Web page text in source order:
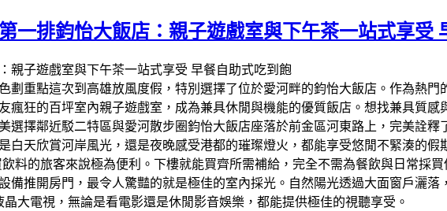
一排鈞怡大飯店：親子遊戲室與下午茶一站式享受
劃重點​這次到高雄放風度假，特別選擇了位於愛河畔的鈞怡大飯店。作為熱
瘋狂的百坪室內親子遊戲室，成為兼具休閒與機能的優質飯店。想找兼具質感
選擇​鄰近駁二特區與愛河散步圈​鈞怡大飯店座落於前金區河東路上，完美詮
白天欣賞河岸風光，還是夜晚感受港都的璀璨燈火，都能享受悠閒不緊湊的
料的旅客來說極為便利。下樓就能買齊所需補給，完全不需為餐飲與日常採
備​推開房門，最令人驚豔的就是極佳的室內採光。自然陽光透過大面窗戶灑落
大電視，無論是看電影還是休閒影音娛樂，都能提供極佳的視聽享受。